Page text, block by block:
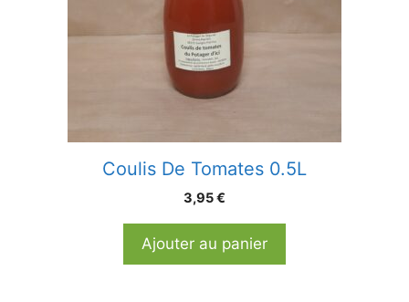
Coulis De Tomates 0.5L
3,95€
Ajouter au panier